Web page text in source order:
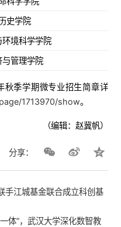
史学院
环境科学学院
与管理学院
季学期微专业招生简章详
1713970/show。
（编辑：赵冀帆）
分享：
手江城基金联合成立科创基
体”，武汉大学深化数智教